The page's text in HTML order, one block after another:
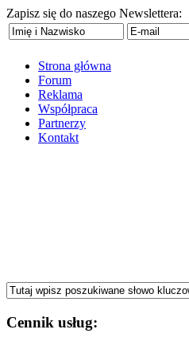
Zapisz się do naszego Newslettera:
Strona główna
Forum
Reklama
Współpraca
Partnerzy
Kontakt
Cennik usług: